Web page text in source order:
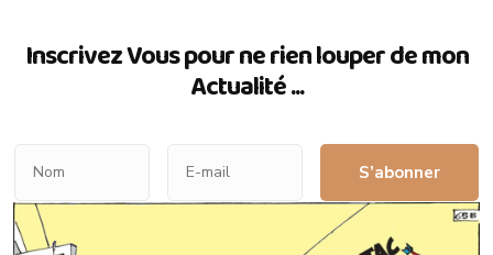
Inscrivez Vous pour ne rien louper de mon
Actualité ...
S’abonner